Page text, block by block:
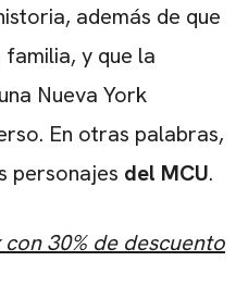
además de que
y que la
Nueva York
En otras palabras,
personajes del MCU.
30% de descuento